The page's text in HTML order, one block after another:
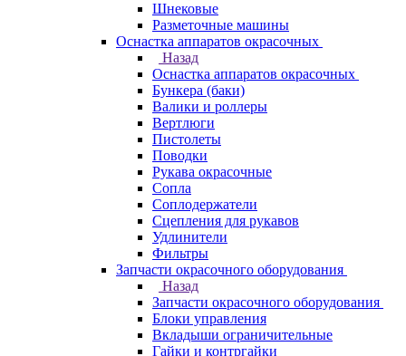
Шнековые
Разметочные машины
Оснастка аппаратов окрасочных
Назад
Оснастка аппаратов окрасочных
Бункера (баки)
Валики и роллеры
Вертлюги
Пистолеты
Поводки
Рукава окрасочные
Сопла
Соплодержатели
Сцепления для рукавов
Удлинители
Фильтры
Запчасти окрасочного оборудования
Назад
Запчасти окрасочного оборудования
Блоки управления
Вкладыши ограничительные
Гайки и контргайки